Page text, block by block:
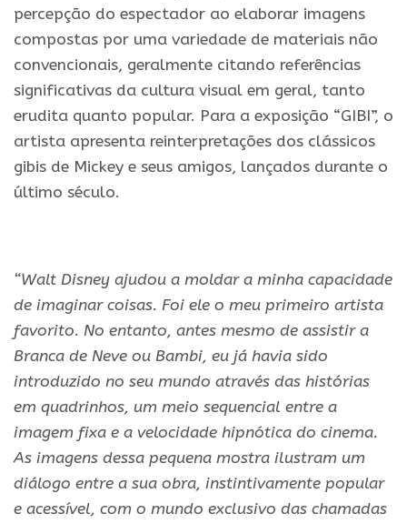
percepção do espectador ao elaborar imagens
compostas por uma variedade de materiais não
convencionais, geralmente citando referências
significativas da cultura visual em geral, tanto
erudita quanto popular. Para a exposição “GIBI”, o
artista apresenta reinterpretações dos clássicos
gibis de Mickey e seus amigos, lançados durante o
último século.
“Walt Disney ajudou a moldar a minha capacidade
de imaginar coisas. Foi ele o meu primeiro artista
favorito. No entanto, antes mesmo de assistir a
Branca de Neve ou Bambi, eu já havia sido
introduzido no seu mundo através das histórias
em quadrinhos, um meio sequencial entre a
imagem fixa e a velocidade hipnótica do cinema.
As imagens dessa pequena mostra ilustram um
diálogo entre a sua obra, instintivamente popular
e acessível, com o mundo exclusivo das chamadas